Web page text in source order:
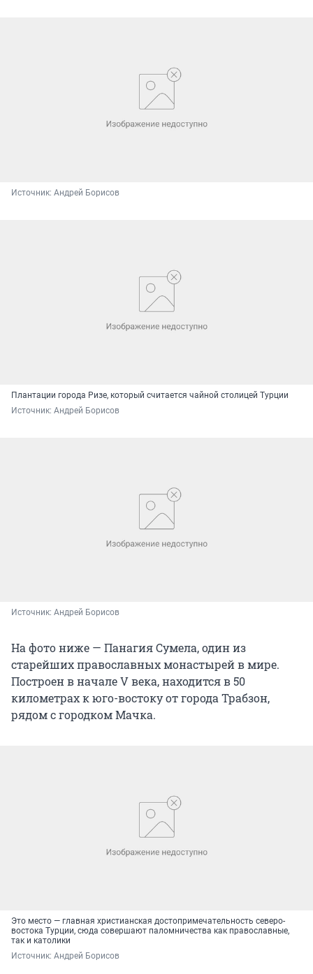
Источник: Андрей Борисов
Плантации города Ризе, который считается чайной столицей Турции
Источник: Андрей Борисов
Источник: Андрей Борисов
На фото ниже — Панагия Сумела, один из
старейших православных монастырей в мире.
Построен в начале V века, находится в 50
километрах к юго-востоку от города Трабзон,
рядом с городком Мачка.
Это место — главная христианская достопримечательность северо-
востока Турции, сюда совершают паломничества как православные,
так и католики
Источник: Андрей Борисов